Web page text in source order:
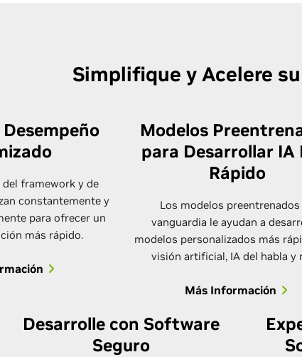
Simplifique y Acelere
framework y de
constantemente y
para ofrecer un
más rápido.
Modelos
para Desarrollar IA
Rápido
Los modelos preentrenados
vanguardia le ayudan a
modelos personalizados más
visión artificial, IA del habla y
Más Información
Desarrolle con Software
Seguro